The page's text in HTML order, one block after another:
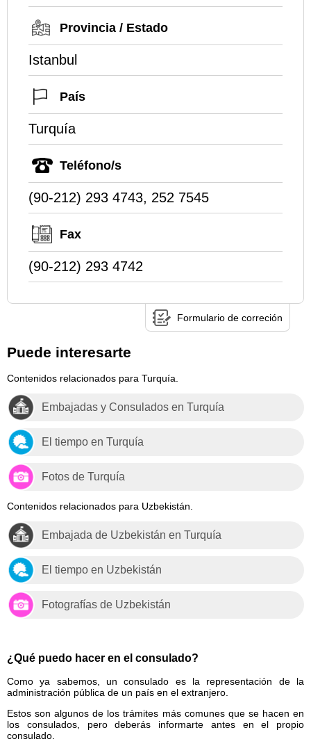
Provincia / Estado
Istanbul
País
Turquía
Teléfono/s
(90-212) 293 4743, 252 7545
Fax
(90-212) 293 4742
Formulario de correción
Puede interesarte
Contenidos relacionados para Turquía.
Embajadas y Consulados en Turquía
El tiempo en Turquía
Fotos de Turquía
Contenidos relacionados para Uzbekistán.
Embajada de Uzbekistán en Turquía
El tiempo en Uzbekistán
Fotografías de Uzbekistán
¿Qué puedo hacer en el consulado?
Como ya sabemos, un consulado es la representación de la
administración pública de un país en el extranjero.
Estos son algunos de los trámites más comunes que se hacen en
los consulados, pero deberás informarte antes en el propio
consulado.